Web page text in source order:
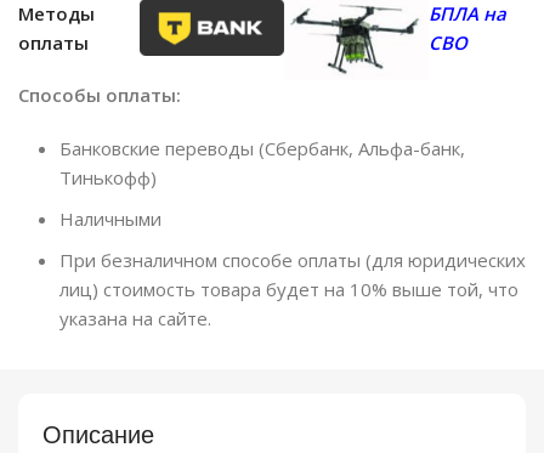
Методы
оплаты
БПЛА на
СВО
Способы оплаты:
Банковские переводы (Сбербанк, Альфа-банк,
Тинькофф)
Наличными
При безналичном способе оплаты (для юридических
лиц) стоимость товара будет на 10% выше той, что
указана на сайте.
Описание